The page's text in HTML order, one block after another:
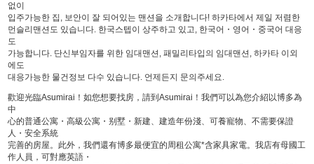
없이
입주가능한 집, 보안이 잘 되어있는 맨션을 소개합니다! 하카타에서 제일 저렴한
먼슬리맨션도 있습니다. 한국스텝이 상주하고 있고, 한국어・영어・중국어 대응
도
가능합니다. 단신부임자를 위한 임대맨션, 패밀리타입의 임대맨션, 하카타 이외
에도
대응가능한 물건정보 다수 있습니다. 언제든지 문의주세요.
歡迎光臨Asumirai！如您想要找房，請到Asumirai！我們可以為您介紹以博多為
中
心的普通公寓・高級公寓・别墅・新建、建造年份淺、可養寵物、不需要保證
人・安全系統
完善的房屋。此外，我們還有博多最便宜的周租公寓*含家具家電。我店有母國工
作人員，可對應英語・